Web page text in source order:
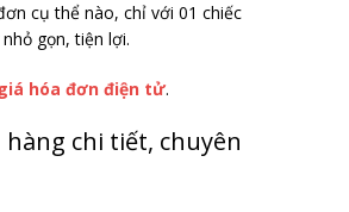
cụ thể nào, chỉ với 01 chiếc
gọn, tiện lợi.
hóa đơn điện tử.
hàng chi tiết, chuyên